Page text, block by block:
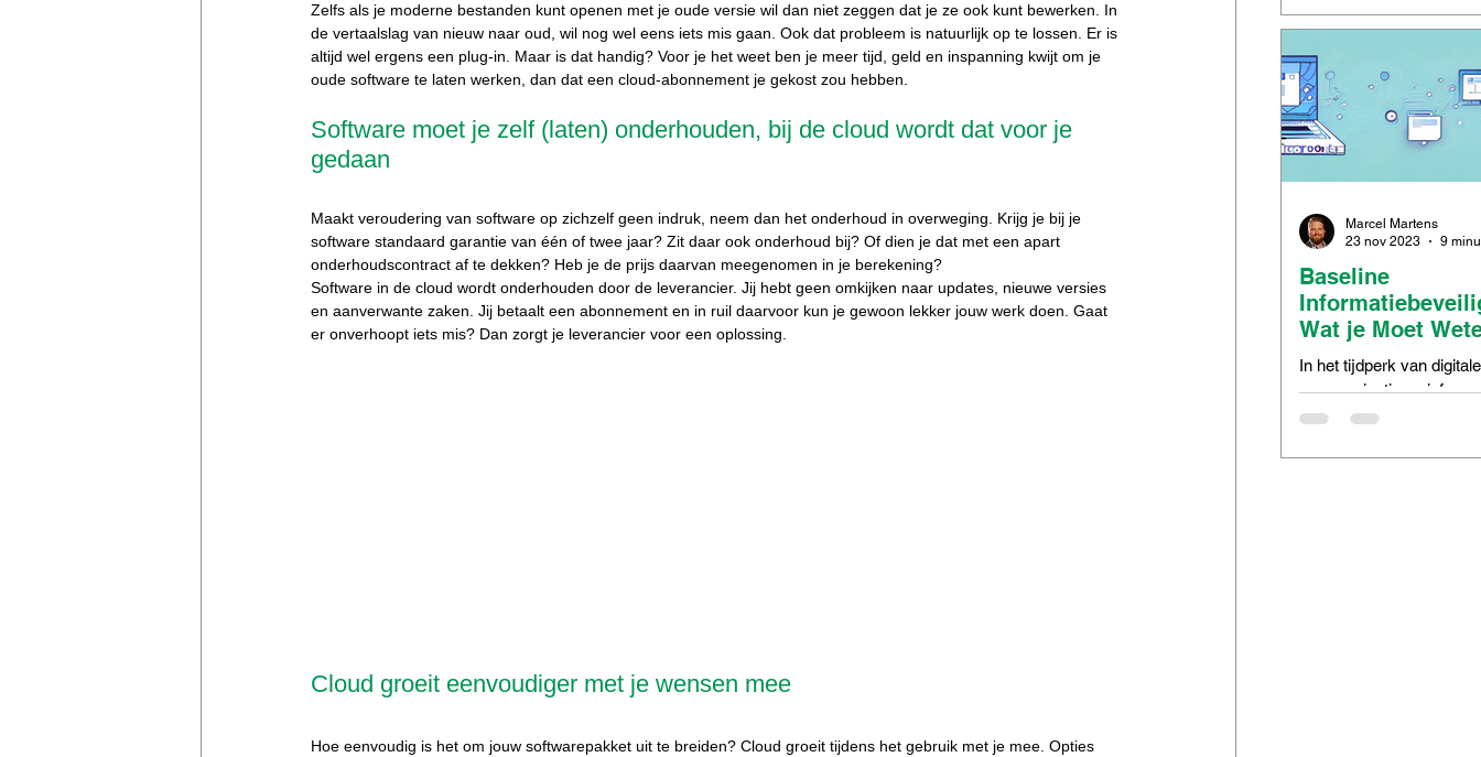
Zelfs als je moderne bestanden kunt openen met je oude versie wil dan niet zeggen dat je ze ook kunt bewerken. In
de vertaalslag van nieuw naar oud, wil nog wel eens iets mis gaan. Ook dat probleem is natuurlijk op te lossen. Er is
altijd wel ergens een plug-in. Maar is dat handig? Voor je het weet ben je meer tijd, geld en inspanning kwijt om je
oude software te laten werken, dan dat een cloud-abonnement je gekost zou hebben.
Software moet je zelf (laten) onderhouden, bij de cloud wordt dat voor je
gedaan
Maakt veroudering van software op zichzelf geen indruk, neem dan het onderhoud in overweging. Krijg je bij je
software standaard garantie van één of twee jaar? Zit daar ook onderhoud bij? Of dien je dat met een apart
onderhoudscontract af te dekken? Heb je de prijs daarvan meegenomen in je berekening?
Software in de cloud wordt onderhouden door de leverancier. Jij hebt geen omkijken naar updates, nieuwe versies
en aanverwante zaken. Jij betaalt een abonnement en in ruil daarvoor kun je gewoon lekker jouw werk doen. Gaat
er onverhoopt iets mis? Dan zorgt je leverancier voor een oplossing.
Cloud groeit eenvoudiger met je wensen mee
Hoe eenvoudig is het om jouw softwarepakket uit te breiden? Cloud groeit tijdens het gebruik met je mee. Opties
incidenten...
Baseline
Wat je Moet
In het tijdperk van digitale
communicatie en
waarborgen van de
waar...
Marcel Martens
23 nov 2023